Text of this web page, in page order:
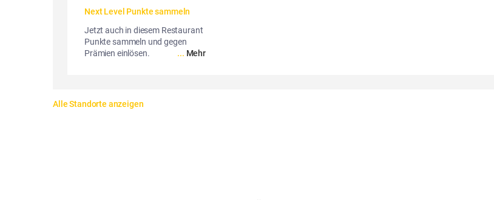
Next Level Punkte sammeln
Jetzt auch in diesem Restaurant
Punkte sammeln und gegen
Prämien einlösen.
... Mehr
Alle Standorte anzeigen